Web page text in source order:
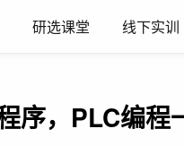
研选课堂 线下实训
序，PLC编程